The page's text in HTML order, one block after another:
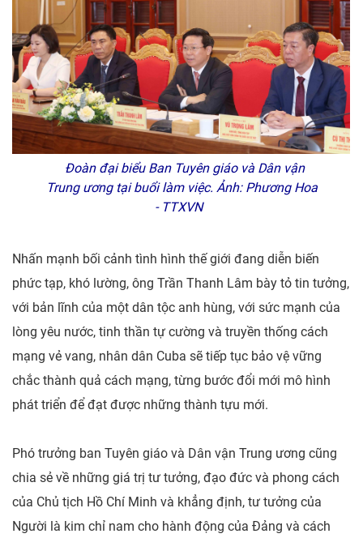
Đoàn đại biểu Ban Tuyên giáo và Dân vận
Trung ương tại buổi làm việc. Ảnh: Phương Hoa
- TTXVN
Nhấn mạnh bối cảnh tình hình thế giới đang diễn biến
phức tạp, khó lường, ông Trần Thanh Lâm bày tỏ tin tưởng,
với bản lĩnh của một dân tộc anh hùng, với sức mạnh của
lòng yêu nước, tinh thần tự cường và truyền thống cách
mạng vẻ vang, nhân dân Cuba sẽ tiếp tục bảo vệ vững
chắc thành quả cách mạng, từng bước đổi mới mô hình
phát triển để đạt được những thành tựu mới.
Phó trưởng ban Tuyên giáo và Dân vận Trung ương cũng
chia sẻ về những giá trị tư tưởng, đạo đức và phong cách
của Chủ tịch Hồ Chí Minh và khẳng định, tư tưởng của
Người là kim chỉ nam cho hành động của Đảng và cách